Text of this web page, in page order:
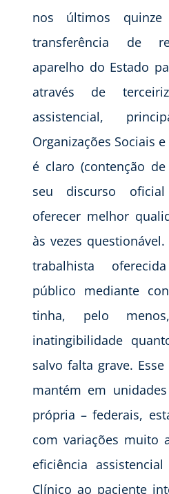
nos últimos
transferência de
aparelho do Estado
através de
assistencial,
Organizações Sociais
é claro (contenção
seu discurso
oferecer melhor
às vezes
trabalhista
público mediante
tinha, pelo
inatingibilidade
salvo falta grave.
mantém em
própria – federais,
com variações muito
eficiência
Clínico ao paciente